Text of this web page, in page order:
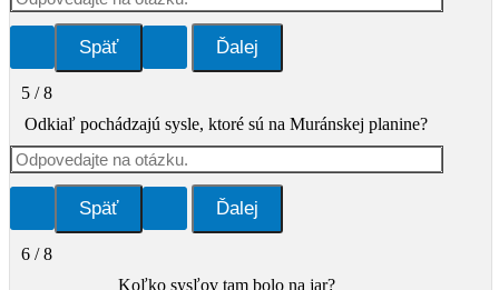
5 / 8
Odkiaľ pochádzajú sysle, ktoré sú na Muránskej planine?
6 / 8
Koľko sysľov tam bolo na jar?